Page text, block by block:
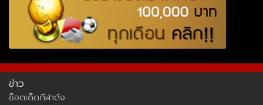
ข่าว
ช็อตเด็ดกีฬาดัง